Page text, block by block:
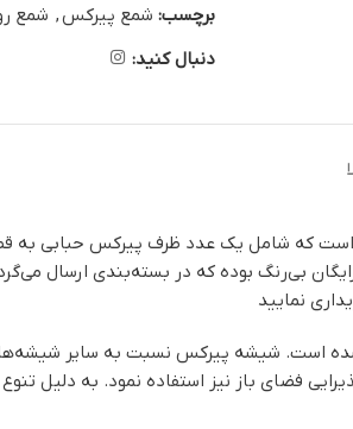
برچسب: شمع پیرکس, شمع
دنبال کنید:
نمایید
شیشه پیرکس نسبت به سایر شیشه‌ها از
فضای باز نیز استفاده نمود. به دلیل